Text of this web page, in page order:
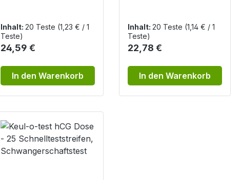
Inhalt: 20 Teste (1,23 € / 1
Teste)
Regulärer Preis:
24,59 €
In den Warenkorb
Inhalt: 20 Teste (1,14 € / 1
Teste)
Regulärer Preis:
22,78 €
In den Warenkorb